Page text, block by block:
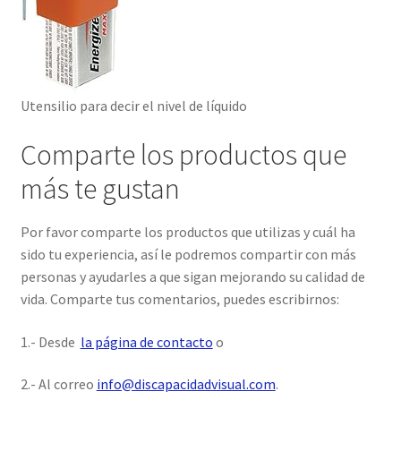
Utensilio para decir el nivel de líquido
Comparte los productos que
más te gustan
Por favor comparte los productos que utilizas y cuál ha
sido tu experiencia, así le podremos compartir con más
personas y ayudarles a que sigan mejorando su calidad de
vida. Comparte tus comentarios, puedes escribirnos:
1.- Desde la página de contacto o
2.- Al correo info@discapacidadvisual.com.